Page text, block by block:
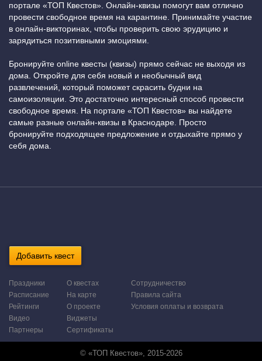
портале «ТОП Квестов». Онлайн-квизы помогут вам отлично
провести свободное время на карантине. Принимайте участие
в онлайн-викторинах, чтобы проверить свою эрудицию и
зарядиться позитивными эмоциями.
Бронируйте online квесты (квизы) прямо сейчас не выходя из
дома. Откройте для себя новый и необычный вид
развлечений, который поможет скрасить будни на
самоизоляции. Это достаточно интересный способ провести
свободное время. На портале «ТОП Квестов» вы найдете
самые разные онлайн-квизы в Краснодаре. Просто
бронируйте подходящее предложение и отдыхайте прямо у
себя дома.
Добавить квест
Праздники
Расписание
Рейтинги
Видео
Партнеры
О квестах
На карте
О проекте
Виджеты
Сертификаты
Сотрудничество
Правила сайта
Условия оплаты и возврата
© «ТОП Квестов», 2015-2026